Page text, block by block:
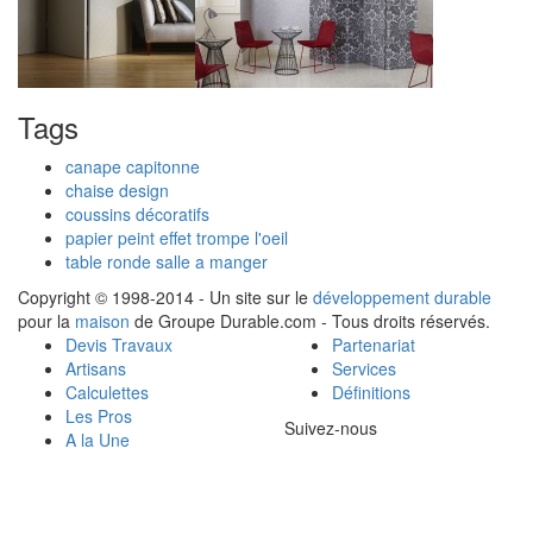
Tags
canape capitonne
chaise design
coussins décoratifs
papier peint effet trompe l'oeil
table ronde salle a manger
Copyright © 1998-2014 - Un site sur le développement durable
pour la maison de Groupe Durable.com - Tous droits réservés.
Devis Travaux
Artisans
Calculettes
Les Pros
A la Une
Partenariat
Services
Définitions
Suivez-nous